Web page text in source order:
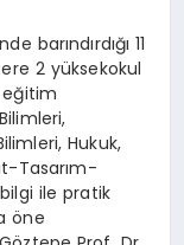
barındırdığı 11
2 yüksekokul
Hukuk,
Tasarım-
ile pratik
öne